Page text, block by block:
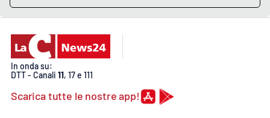
Food
Storie
LAC
NETWORK
In onda su:
DTT - Canali 11, 17 e 111
Scarica tutte le nostre app!